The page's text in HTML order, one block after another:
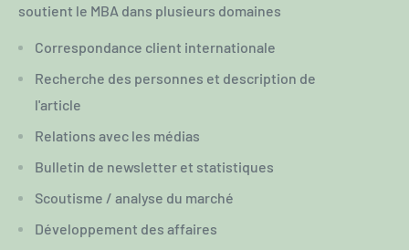
soutient le MBA dans plusieurs domaines
Correspondance client internationale
Recherche des personnes et description de
l'article
Relations avec les médias
Bulletin de newsletter et statistiques
Scoutisme / analyse du marché
Développement des affaires